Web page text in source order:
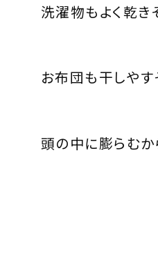
洗濯物もよく乾き
お布団も干しや
頭の中に膨らむか